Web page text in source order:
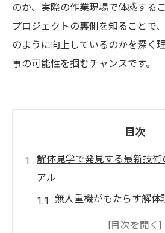
のか、実際の作業現場で体感する
プロジェクトの裏側を知ることで
のように向上しているのかを深く
事の可能性を掴むチャンスです。
目次
解体見学で発見する最新技術
アル
無人重機がもたらす解体
3Dスキャニング技術に